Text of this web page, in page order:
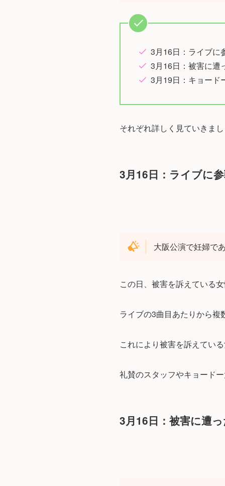
3月16日：ライブに
3月16日：被害に遭
3月19日：キョード
それぞれ詳しく見ていきまし
3月16日：ライブに
大阪公演で妊婦で
この日、被害を訴えている
ライブの3曲目あたりから複
これにより被害を訴えてい
礼賛のスタッフやキョード
3月16日：被害に遭